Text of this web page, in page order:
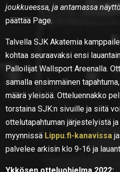
joukkueessa, ja antamassa
päättää Page.
Talvella SJK Akatemia
kohtaa seuraavaksi ensi
Palloilijat Wallsport Areenalla.
samalla ensimmäinen
määrä yleisöä. Otteluennakko
torstaina SJK:n sivuille ja siitä
ottelutapahtuman järjestelyistä
myynnissä Lippu.fi-kanavissa
palvelee arkisin klo 9-16 ja
Ykkösen otteluohjelma 2022: